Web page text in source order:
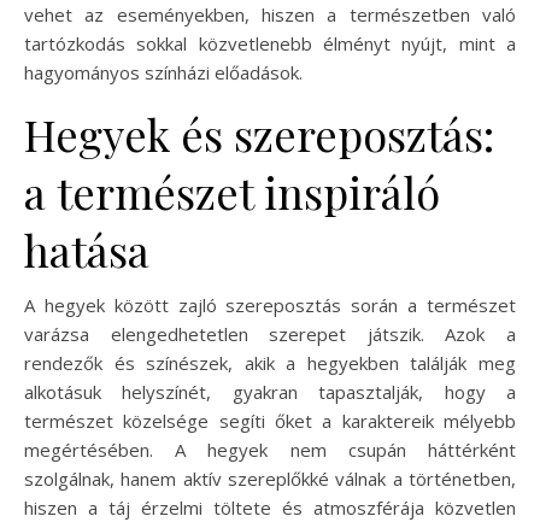
vehet az eseményekben, hiszen a természetben való
tartózkodás sokkal közvetlenebb élményt nyújt, mint a
hagyományos színházi előadások.
Hegyek és szereposztás:
a természet inspiráló
hatása
A hegyek között zajló szereposztás során a természet
varázsa elengedhetetlen szerepet játszik. Azok a
rendezők és színészek, akik a hegyekben találják meg
alkotásuk helyszínét, gyakran tapasztalják, hogy a
természet közelsége segíti őket a karaktereik mélyebb
megértésében. A hegyek nem csupán háttérként
szolgálnak, hanem aktív szereplőkké válnak a történetben,
hiszen a táj érzelmi töltete és atmoszférája közvetlen